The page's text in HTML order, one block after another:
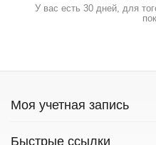
У вас есть 30 дней, для
Моя учетная запись
Быстрые ссылки